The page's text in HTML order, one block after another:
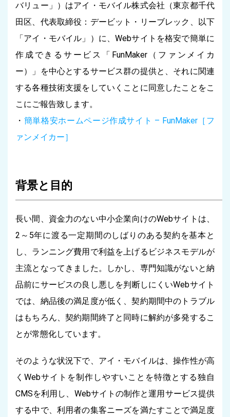
バリュー」）はアイ・モバイル株式会社（東京都千代
田区、代表取締役：デービット・リーブレック、以下
「アイ・モバイル」）に、Webサイトを格安で簡単に
作成できるサービス「FunMaker（ファンメイカ
ー）」を中心とするサービス群の提供と、それに関連
する各種技術支援をしていくことに同意したことをこ
こにご報告致します。
・ 簡単格安ホームページ作成サイト – FunMaker［フ
ァンメイカー］
背景と目的
長い間、資金力のない中小企業向けのWebサイトは、
2～5年に渡る一定期間のしばりのある契約を基本と
し、ランニング費用で利益を上げるビジネスモデルが
主流となってきました。しかし、専門知識がないと納
品前にサービスの良し悪しを判断しにくいWebサイト
では、納品後の満足度が低く、契約期間中のトラブル
はもちろん、契約期間終了と同時に解約が多発するこ
とが常態化しています。
そのような状況下で、アイ・モバイルは、操作性が高
くWebサイトを制作しやすいことを特徴とする独自
CMSを利用し、Webサイトの制作と運用サービス提供
する中で、利用者の集客ニーズを満たすことで満足度